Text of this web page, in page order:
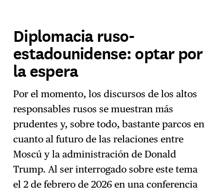
Diplomacia ruso-
estadounidense: optar por
la espera
Por el momento, los discursos de los altos
responsables rusos se muestran más
prudentes y, sobre todo, bastante parcos en
cuanto al futuro de las relaciones entre
Moscú y la administración de Donald
Trump. Al ser interrogado sobre este tema
el 2 de febrero de 2026 en una conferencia